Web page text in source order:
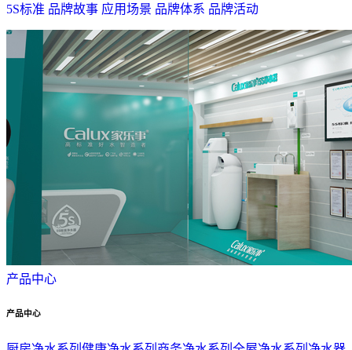
5S标准 品牌故事 应用场景 品牌体系 品牌活动
产品中心
产品中心